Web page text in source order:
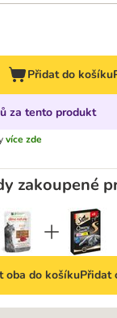
Přidat do košíku
za tento produkt
více zde
zakoupené
oba do košíkuPřidat